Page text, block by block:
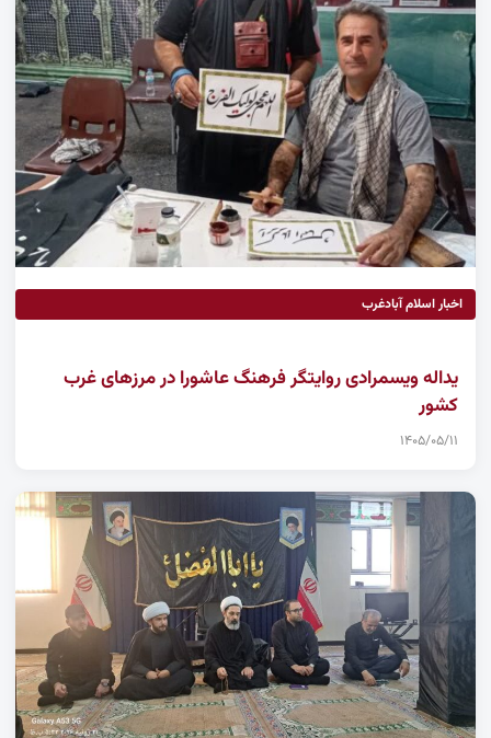
اخبار اسلام آبادغرب
یداله ویسمرادی روایتگر فرهنگ عاشورا در مرزهای غرب
کشور
۱۴۰۵/۰۵/۱۱